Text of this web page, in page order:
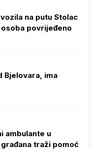
na putu Stolac
povrijeđeno
Bjelovara, ima
ambulante u
traži pomoć